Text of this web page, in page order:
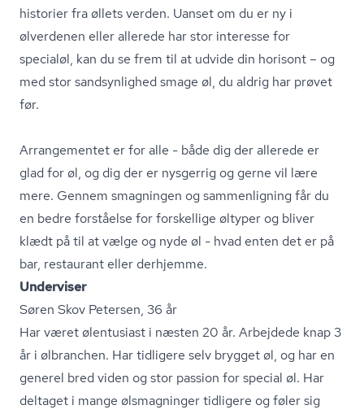
historier fra øllets verden. Uanset om du er ny i
ølverdenen eller allerede har stor interesse for
specialøl, kan du se frem til at udvide din horisont – og
med stor sandsynlighed smage øl, du aldrig har prøvet
før.
Arrangementet er for alle - både dig der allerede er
glad for øl, og dig der er nysgerrig og gerne vil lære
mere. Gennem smagningen og sammenligning får du
en bedre forståelse for forskellige øltyper og bliver
klædt på til at vælge og nyde øl - hvad enten det er på
bar, restaurant eller derhjemme.
Underviser
Søren Skov Petersen, 36 år
Har været ølentusiast i næsten 20 år. Arbejdede knap 3
år i ølbranchen. Har tidligere selv brygget øl, og har en
generel bred viden og stor passion for special øl. Har
deltaget i mange ølsmagninger tidligere og føler sig